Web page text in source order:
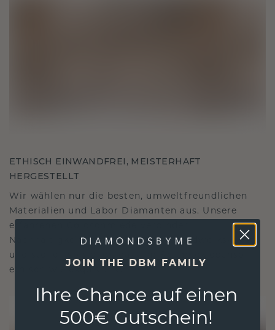
ETHISCH EINWANDFREI, MEISTERHAFT
HERGESTELLT
Wir wählen nur die besten, umweltfreundlichen
Materialien und Labor Diamanten aus. Unsere
erfahrenen Goldschmiede verbinden
Nachhaltigkeit mit beispielloser Handwerkskunst
und stellen so sicher, dass Ihr Schmuck ebenso
ethisch wie exquisit ist.
JOIN THE DBM FAMILY
Ihre Chance auf einen
500€ Gutschein!